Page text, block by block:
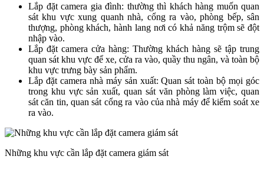
Lắp đặt camera gia đình: thường thì khách hàng muốn quan
sát khu vực xung quanh nhà, cổng ra vào, phòng bếp, sân
thượng, phòng khách, hành lang nơi có khả năng trộm sẽ đột
nhập vào.
Lắp đặt camera cửa hàng: Thường khách hàng sẽ tập trung
quan sát khu vực để xe, cửa ra vào, quầy thu ngân, và toàn bộ
khu vực trưng bày sản phẩm.
Lắp đặt camera nhà máy sản xuất: Quan sát toàn bộ mọi góc
trong khu vực sản xuất, quan sát văn phòng làm việc, quan
sát căn tin, quan sát cổng ra vào của nhà máy để kiểm soát xe
ra vào.
Những khu vực cần lắp đặt camera giám sát